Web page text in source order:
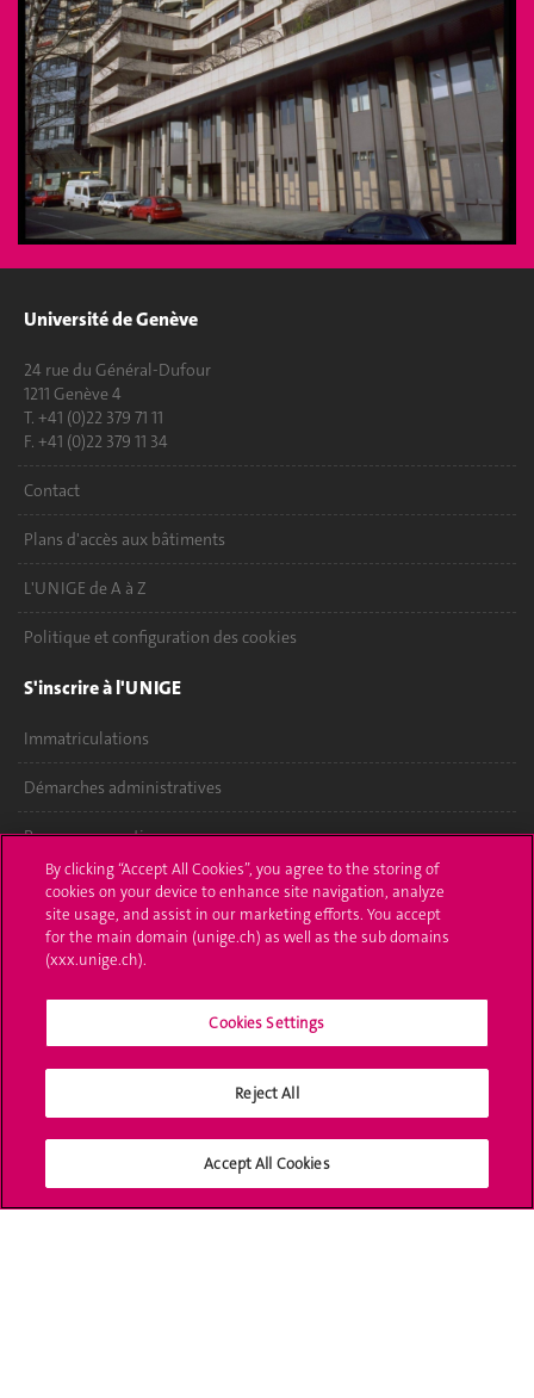
Université de Genève
24 rue du Général-Dufour
1211 Genève 4
T. +41 (0)22 379 71 11
F. +41 (0)22 379 11 34
Contact
Plans d'accès aux bâtiments
L'UNIGE de A à Z
Politique et configuration des cookies
S'inscrire à l'UNIGE
Immatriculations
Démarches administratives
Poser une question
L'UNIGE vous informe
UNIGE Mobile
Médias sociaux UNIGE
By clicking “Accept All Cookies”, you agree to the storing of
cookies on your device to enhance site navigation, analyze
site usage, and assist in our marketing efforts. You accept
for the main domain (unige.ch) as well as the sub domains
(xxx.unige.ch).
Cookies Settings
Reject All
Accept All Cookies